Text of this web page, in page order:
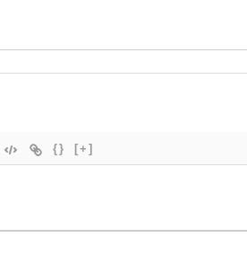
{} [+]